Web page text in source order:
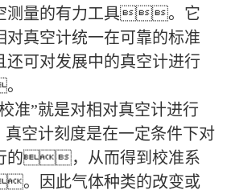
测量的有力工具。它
对真空计统一在可靠的标准
可对发展中的真空计进行
”就是对相对真空计进行
空计刻度是在一定条件下对
的，从而得到校准系
。因此气体种类的改变或